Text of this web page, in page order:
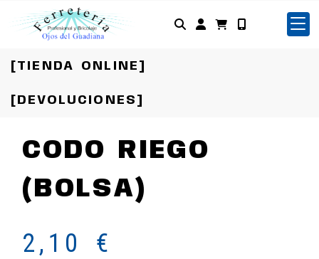
Identifícate
[TIENDA ONLINE]
[DEVOLUCIONES]
CODO RIEGO
(BOLSA)
2,10 €